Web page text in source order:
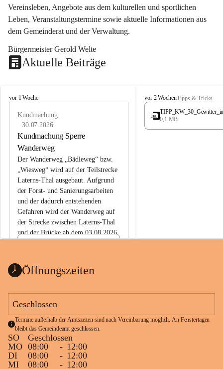
Vereinsleben, Angebote aus dem kulturellen und sportlichen
Leben, Veranstaltungstermine sowie aktuelle Informationen aus
dem Gemeinderat und der Verwaltung.
Bürgermeister Gerold Welte
Aktuelle Beiträge
L
vor 1 Woche
Kundmachung
30.07.2026
Kundmachung Sperre
Wanderweg
Der Wanderweg „Bädleweg“ bzw.
„Wiesweg“ wird auf der Teilstrecke
Laterns-Thal ausgebaut. Aufgrund
der Forst- und Sanierungsarbeiten
und der dadurch entstehenden
Gefahren wird der Wanderweg auf
der Strecke zwischen Laterns-Thal
und der Brücke ab dem 03.08.2026
ht
1 Seite•0,1 MB
L
a
e
vor 2 WochenTipps & Tricks
0,1 MB
Öffnungszeiten
Geschlossen
Termine außerhalb der Amtszeiten sind nach Vereinbarung möglich. An Fenstertagen
bleibt das Gemeindeamt geschlossen.
SO
Geschlossen
MO 08:00 - 12:00
DI
08:00 - 12:00
MI
08:00 - 12:00